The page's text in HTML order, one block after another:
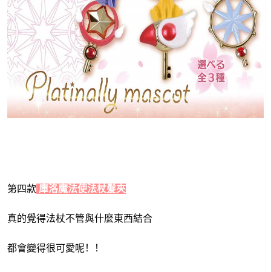
第四款 庫洛魔法使法杖髮夾
真的覺得法杖不管與什麼東西結合
都會變得很可愛呢！！